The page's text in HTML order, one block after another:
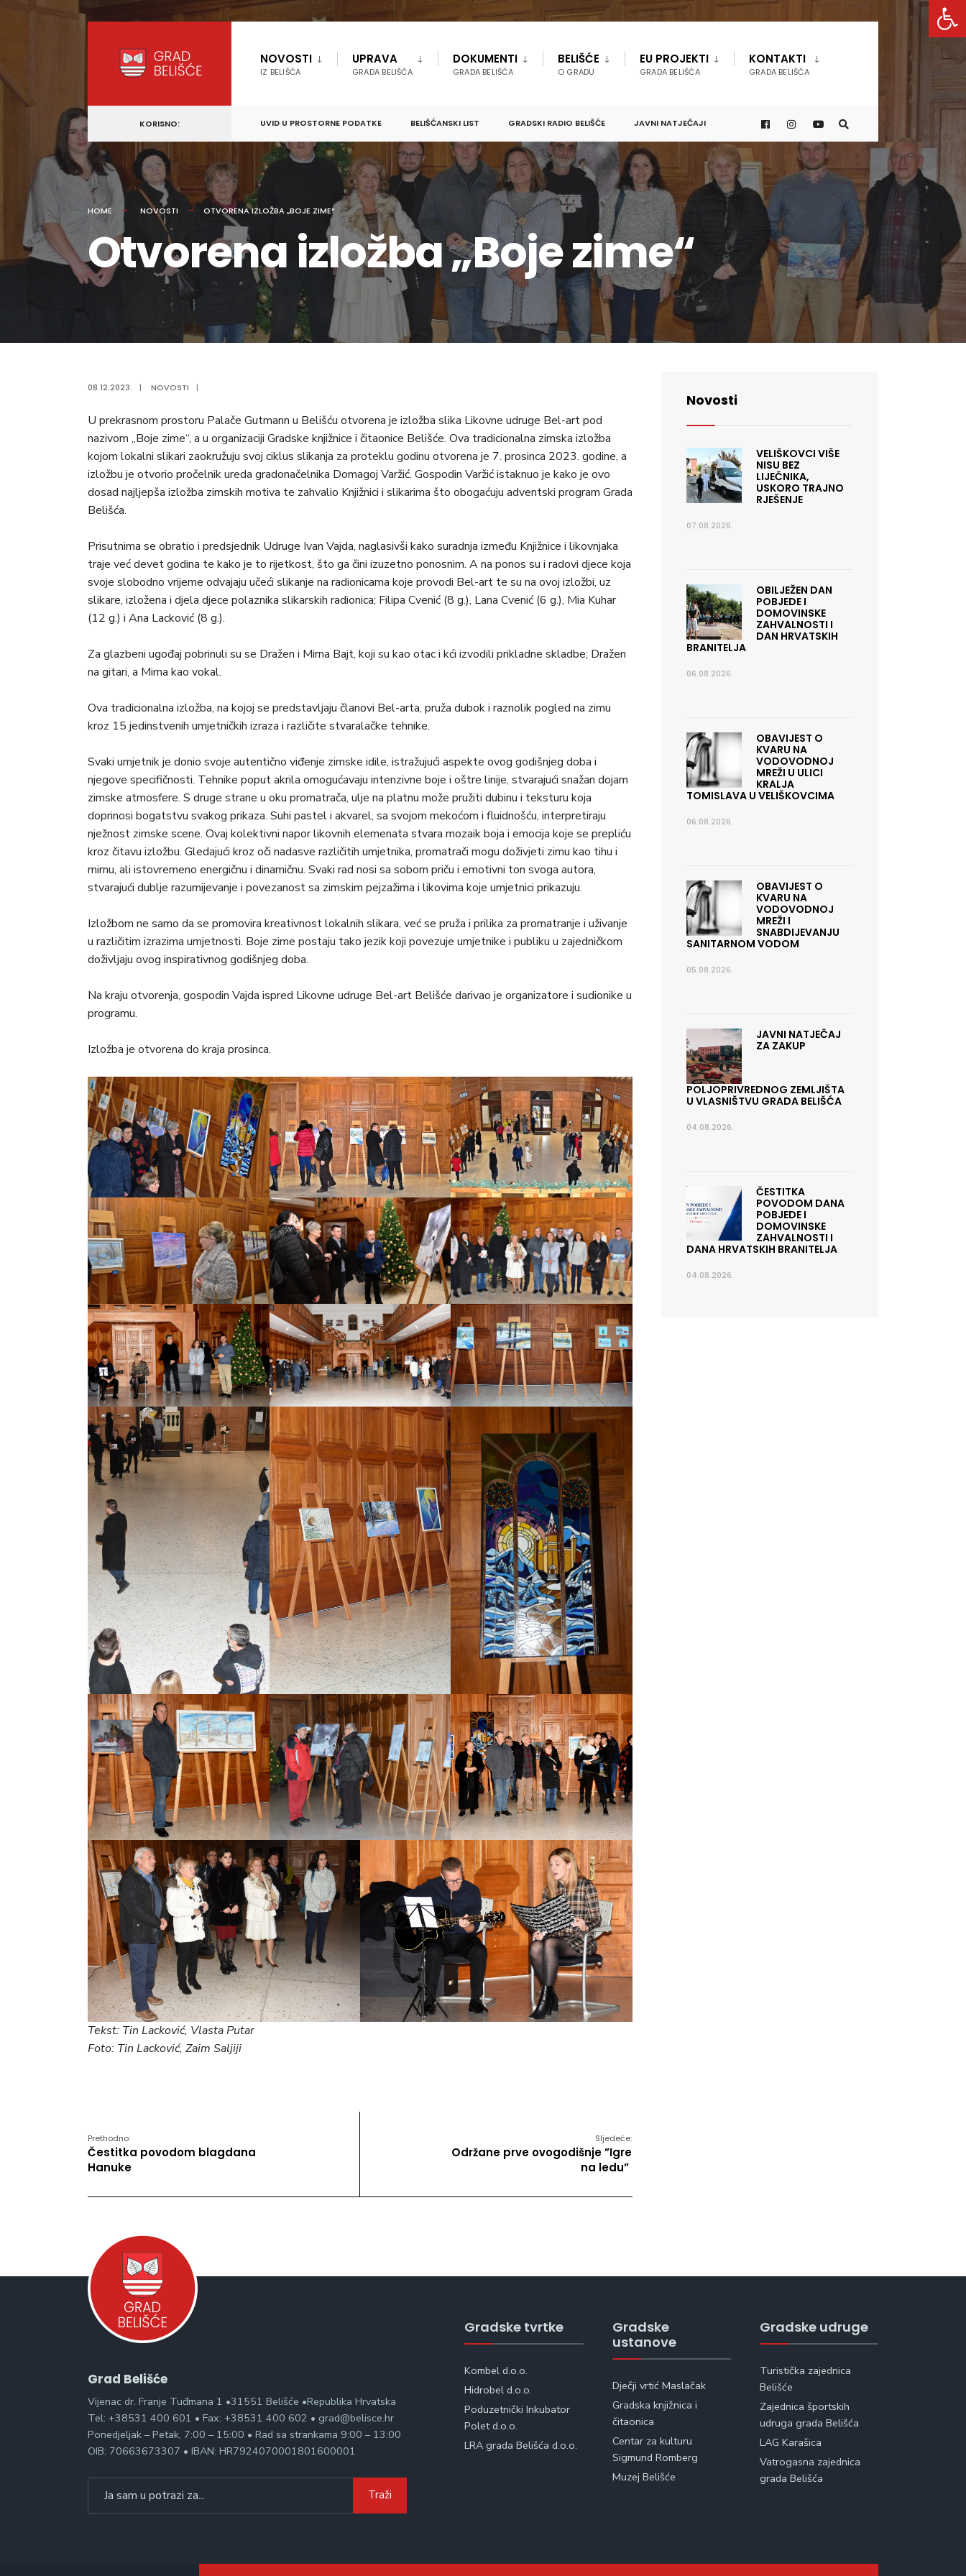
content
content
NOVOSTI
IZ BELIŠĆA
UPRAVA
GRADA BELIŠĆA
DOKUMENTI
GRADA BELIŠĆA
BELIŠĆE
O GRADU
EU PROJEKTI
GRADA BELIŠĆA
KONTAKTI
GRADA BELIŠĆA
KORISNO: UVID U PROSTORNE PODATKE BELIŠĆANSKI LIST GRADSKI RADIO BELIŠĆE JAVNI NATJEČAJI
HOME NOVOSTI OTVORENA IZLOŽBA „BOJE ZIME“
Otvorena izložba „Boje zime“
08.12.2023. | NOVOSTI |
U prekrasnom prostoru Palače Gutmann u Belišću otvorena je izložba slika Likovne udruge Bel-art pod
nazivom „Boje zime“, a u organizaciji Gradske knjižnice i čitaonice Belišće. Ova tradicionalna zimska izložba
kojom lokalni slikari zaokružuju svoj ciklus slikanja za proteklu godinu otvorena je 7. prosinca 2023. godine, a
izložbu je otvorio pročelnik ureda gradonačelnika Domagoj Varžić. Gospodin Varžić istaknuo je kako je ovo
dosad najljepša izložba zimskih motiva te zahvalio Knjižnici i slikarima što obogaćuju adventski program Grada
Belišća.
Prisutnima se obratio i predsjednik Udruge Ivan Vajda, naglasivši kako suradnja između Knjižnice i likovnjaka
traje već devet godina te kako je to rijetkost, što ga čini izuzetno ponosnim. A na ponos su i radovi djece koja
svoje slobodno vrijeme odvajaju učeći slikanje na radionicama koje provodi Bel-art te su na ovoj izložbi, uz
slikare, izložena i djela djece polaznika slikarskih radionica; Filipa Cvenić (8 g.), Lana Cvenić (6 g.), Mia Kuhar
(12 g.) i Ana Lacković (8 g.).
Za glazbeni ugođaj pobrinuli su se Dražen i Mirna Bajt, koji su kao otac i kći izvodili prikladne skladbe; Dražen
na gitari, a Mirna kao vokal.
Ova tradicionalna izložba, na kojoj se predstavljaju članovi Bel-arta, pruža dubok i raznolik pogled na zimu
kroz 15 jedinstvenih umjetničkih izraza i različite stvaralačke tehnike.
Svaki umjetnik je donio svoje autentično viđenje zimske idile, istražujući aspekte ovog godišnjeg doba i
njegove specifičnosti. Tehnike poput akrila omogućavaju intenzivne boje i oštre linije, stvarajući snažan dojam
zimske atmosfere. S druge strane u oku promatrača, ulje na platnu može pružiti dubinu i teksturu koja
doprinosi bogatstvu svakog prikaza. Suhi pastel i akvarel, sa svojom mekoćom i fluidnošću, interpretiraju
nježnost zimske scene. Ovaj kolektivni napor likovnih elemenata stvara mozaik boja i emocija koje se prepliću
kroz čitavu izložbu. Gledajući kroz oči nadasve različitih umjetnika, promatrači mogu doživjeti zimu kao tihu i
mirnu, ali istovremeno energičnu i dinamičnu. Svaki rad nosi sa sobom priču i emotivni ton svoga autora,
stvarajući dublje razumijevanje i povezanost sa zimskim pejzažima i likovima koje umjetnici prikazuju.
Izložbom ne samo da se promovira kreativnost lokalnih slikara, već se pruža i prilika za promatranje i uživanje
u različitim izrazima umjetnosti. Boje zime postaju tako jezik koji povezuje umjetnike i publiku u zajedničkom
doživljaju ovog inspirativnog godišnjeg doba.
Na kraju otvorenja, gospodin Vajda ispred Likovne udruge Bel-art Belišće darivao je organizatore i sudionike u
programu.
Izložba je otvorena do kraja prosinca.
Tekst: Tin Lacković, Vlasta Putar
Foto: Tin Lacković, Zaim Saljiji
Prethodno:
Čestitka povodom blagdana
Hanuke
Sljedeće:
Održane prve ovogodišnje ”Igre
na ledu”
Novosti
VELIŠKOVCI VIŠE
NISU BEZ
LIJEČNIKA,
USKORO TRAJNO
RJEŠENJE
07.08.2026.
OBILJEŽEN DAN
POBJEDE I
DOMOVINSKE
ZAHVALNOSTI I
DAN HRVATSKIH
BRANITELJA
06.08.2026.
OBAVIJEST O
KVARU NA
VODOVODNOJ
MREŽI U ULICI
KRALJA
TOMISLAVA U VELIŠKOVCIMA
06.08.2026.
OBAVIJEST O
KVARU NA
VODOVODNOJ
MREŽI I
SNABDIJEVANJU
SANITARNOM VODOM
05.08.2026.
JAVNI NATJEČAJ
ZA ZAKUP
POLJOPRIVREDNOG ZEMLJIŠTA
U VLASNIŠTVU GRADA BELIŠĆA
04.08.2026.
ČESTITKA
POVODOM DANA
POBJEDE I
DOMOVINSKE
ZAHVALNOSTI I
DANA HRVATSKIH BRANITELJA
04.08.2026.
Grad Belišće
Vijenac dr. Franje Tuđmana 1 •31551 Belišće •Republika Hrvatska
Tel: +38531 400 601 • Fax: +38531 400 602 • grad@belisce.hr
Ponedjeljak – Petak, 7:00 – 15:00 • Rad sa strankama 9:00 – 13:00
OIB: 70663673307 • IBAN: HR7924070001801600001
Traži
Gradske tvrtke
Kombel d.o.o.
Hidrobel d.o.o.
Poduzetnički Inkubator
Polet d.o.o.
LRA grada Belišća d.o.o.
Gradske
ustanove
Dječji vrtić Maslačak
Gradska knjižnica i
čitaonica
Centar za kulturu
Sigmund Romberg
Muzej Belišće
Gradske udruge
Turistička zajednica
Belišće
Zajednica športskih
udruga grada Belišća
LAG Karašica
Vatrogasna zajednica
grada Belišća